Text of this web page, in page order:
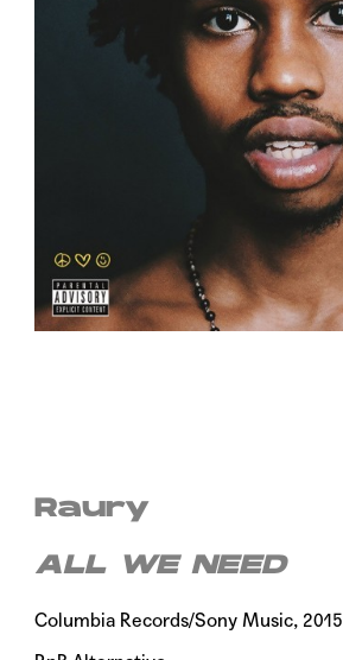
Raury
ALL WE NEED
Columbia Records/Sony Music, 2015